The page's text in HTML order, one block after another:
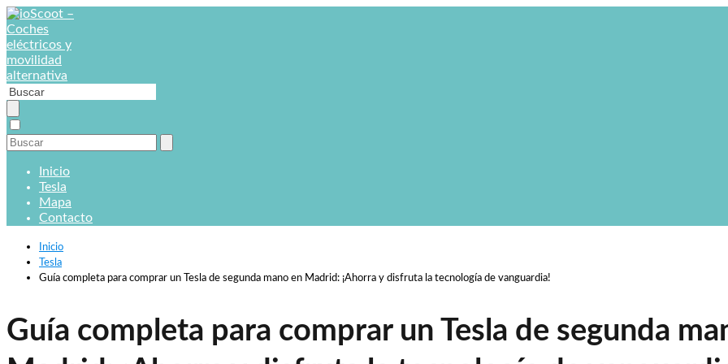
Inicio
Tesla
Mapa
Contacto
Inicio
Tesla
Guía completa para comprar un Tesla de segunda mano en Madrid: ¡Ahorra y disfruta la tecnología de vanguardia!
Guía completa para comprar un Tesla de segunda